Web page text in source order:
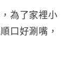
為了家裡小
口好涮嘴，